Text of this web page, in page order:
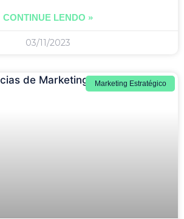
CONTINUE LENDO »
03/11/2023
Marketing Estratégico